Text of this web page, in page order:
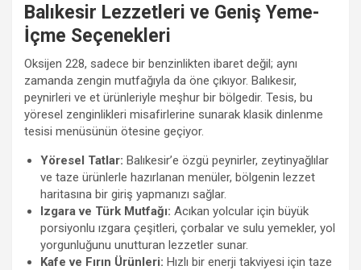
Balıkesir Lezzetleri ve Geniş Yeme-
İçme Seçenekleri
Oksijen 228, sadece bir benzinlikten ibaret değil; aynı
zamanda zengin mutfağıyla da öne çıkıyor. Balıkesir,
peynirleri ve et ürünleriyle meşhur bir bölgedir. Tesis, bu
yöresel zenginlikleri misafirlerine sunarak klasik dinlenme
tesisi menüsünün ötesine geçiyor.
Yöresel Tatlar: Balıkesir’e özgü peynirler, zeytinyağlılar
ve taze ürünlerle hazırlanan menüler, bölgenin lezzet
haritasına bir giriş yapmanızı sağlar.
Izgara ve Türk Mutfağı: Acıkan yolcular için büyük
porsiyonlu ızgara çeşitleri, çorbalar ve sulu yemekler, yol
yorgunluğunu unutturan lezzetler sunar.
Kafe ve Fırın Ürünleri: Hızlı bir enerji takviyesi için taze